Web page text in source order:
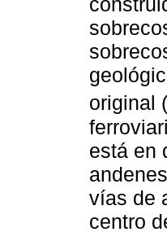
original (
está en
vías de
centro